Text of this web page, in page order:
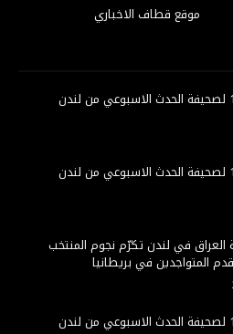
موقع قطاف الاخباري
في لندن تكرّم نجوم المنتخب
المتواجدين في بريطانيا